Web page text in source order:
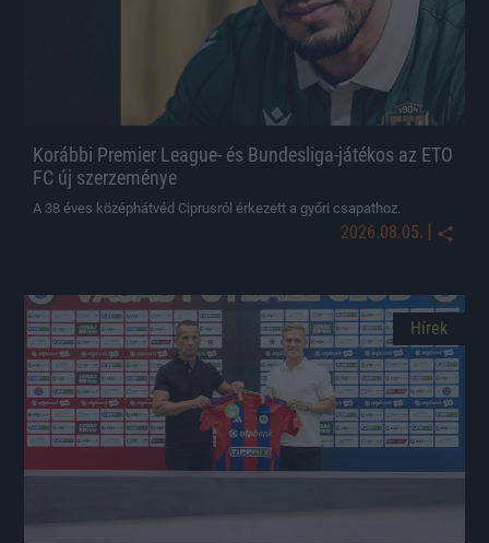
Korábbi Premier League- és Bundesliga-játékos az ETO
FC új szerzeménye
A 38 éves középhátvéd Ciprusról érkezett a győri csapathoz.
2026.08.05. |
Hírek